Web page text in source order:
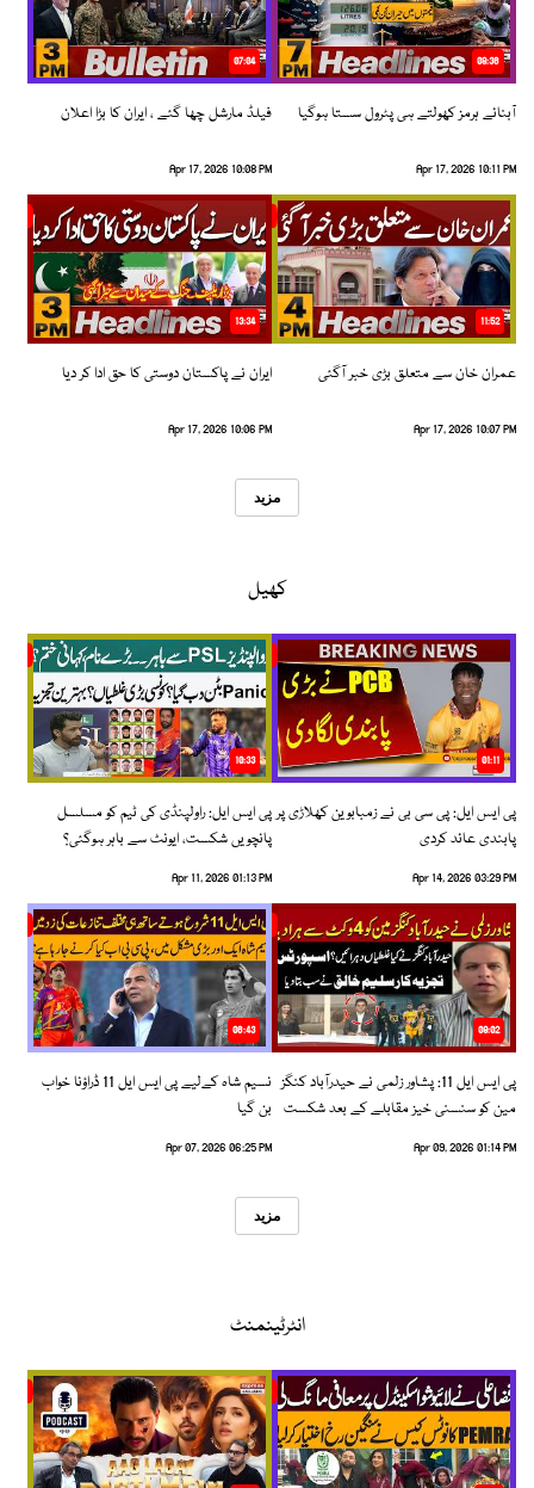
08:36
آبنائے ہرمز کھولتے ہی پٹرول سستا ہوگیا
Apr 17, 2026 10:11 PM
07:04
فیلڈ مارشل چھا گئے ، ایران کا بڑا اعلان
Apr 17, 2026 10:08 PM
11:52
عمران خان سے متعلق بڑی خبر آگئی
Apr 17, 2026 10:07 PM
13:34
ایران نے پاکستان دوستی کا حق ادا کر دیا
Apr 17, 2026 10:06 PM
مزید
کھیل
01:11
پی ایس ایل: پی سی بی نے زمبابوین کھلاڑی پر
پابندی عائد کردی
Apr 14, 2026 03:29 PM
10:33
پی ایس ایل: راولپنڈی کی ٹیم کو مسلسل
پانچویں شکست، ایونٹ سے باہر ہوگئی؟
Apr 11, 2026 01:13 PM
09:02
پی ایس ایل 11: پشاور زلمی نے حیدرآباد کنگز
مین کو سنسنی خیز مقابلے کے بعد شکست
Apr 09, 2026 01:14 PM
06:43
نسیم شاہ کےلیے پی ایس ایل 11 ڈراؤنا خواب
بن گیا
Apr 07, 2026 06:25 PM
مزید
انٹرٹینمنٹ